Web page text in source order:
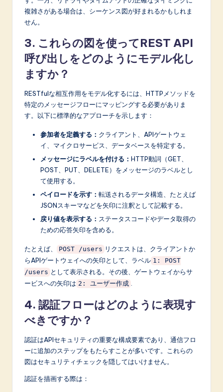
複雑さがある場合は、シーケンス図が好まれるかもしれま
せん。
3. これらの図を使ってREST API
呼び出しをどのようにモデル化し
ますか？
RESTfulな相互作用をモデル化するには、HTTPメソッドを
特定のメッセージフローにマッピングする必要がありま
す。以下に標準的なアプローチを示します：
参加者を定義する： クライアント、APIゲートウェ
イ、マイクロサービス、データベースを特定する。
メッセージにラベルを付ける： HTTP動詞（GET、
POST、PUT、DELETE）をメッセージのラベルとし
て使用する。
ペイロードを示す： 転送されるデータ構造、たとえば
JSONスキーマなどを矢印に注釈として記載する。
戻り値を表示する： ステータスコードやデータ取得の
ための応答矢印を含める。
たとえば、 POST /users リクエストは、クライアントか
らAPIゲートウェイへの矢印として、ラベル 1: POST
/users として表示される。その後、ゲートウェイからサ
ービスへの矢印は 2: ユーザー作成 .
4. 認証フローはどのように表現す
べきですか？
認証はAPIセキュリティの重要な構成要素であり、通信フロ
ーに追加のステップをもたらすことが多いです。これらの
図はセキュリティチェックを隠してはいけません。
認証を描画する際は：